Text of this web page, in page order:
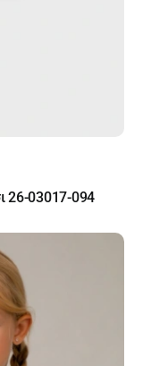
26-03017-094